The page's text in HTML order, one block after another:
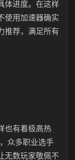
体进度。在这样
使用加速器确实
推荐，满足所有
也有着极高热
众多职业选手
无数玩家敬佩不